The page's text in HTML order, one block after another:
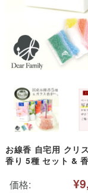
お線香 自宅用 クリ
香り 5種 セット &
手元供養 水子供養
価格: